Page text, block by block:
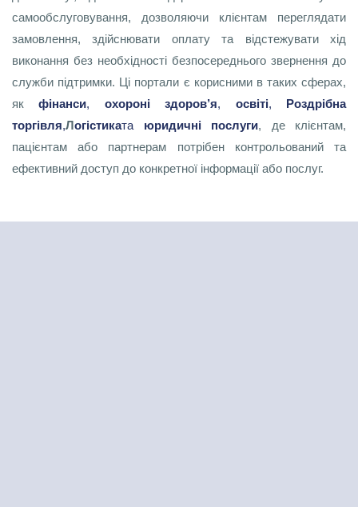
самообслуговування, дозволяючи клієнтам переглядати
замовлення, здійснювати оплату та відстежувати хід
виконання без необхідності безпосереднього звернення до
служби підтримки. Ці портали є корисними в таких сферах,
якфінанси, охороні здоров’я, освіті, Роздрібна
торгівля,Логістиката юридичні послуги, де клієнтам,
пацієнтам або партнерам потрібен контрольований та
ефективний доступ до конкретної інформації або послуг.